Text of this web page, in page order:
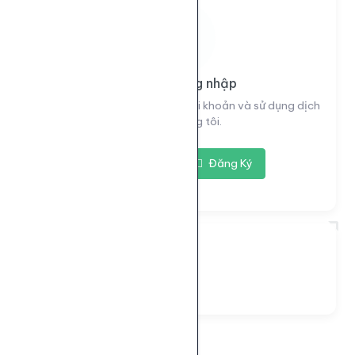
Vui lòng đăng nhập
Đăng nhập để xem thông tin tài khoản và sử dụng dịch
vụ của chúng tôi.
Đăng Ký